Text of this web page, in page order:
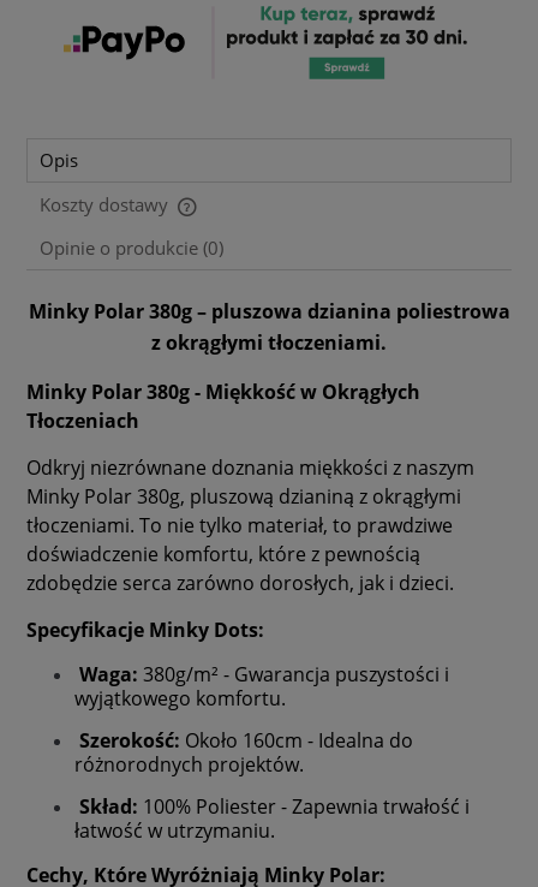
Opis
Koszty dostawy
Cena nie zawiera ewentualnych kosztów płatności
Opinie o produkcie (0)
Minky Polar 380g – pluszowa dzianina poliestrowa
z okrągłymi tłoczeniami.
Minky Polar 380g - Miękkość w Okrągłych
Tłoczeniach
Odkryj niezrównane doznania miękkości z naszym
Minky Polar 380g, pluszową dzianiną z okrągłymi
tłoczeniami. To nie tylko materiał, to prawdziwe
doświadczenie komfortu, które z pewnością
zdobędzie serca zarówno dorosłych, jak i dzieci.
Specyfikacje Minky Dots:
Waga: 380g/m² - Gwarancja puszystości i
wyjątkowego komfortu.
Szerokość: Około 160cm - Idealna do
różnorodnych projektów.
Skład: 100% Poliester - Zapewnia trwałość i
łatwość w utrzymaniu.
Cechy, Które Wyróżniają Minky Polar: